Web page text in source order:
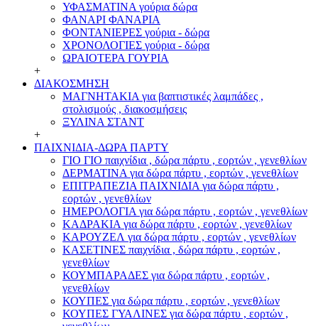
ΥΦΑΣΜΑΤΙΝΑ γούρια δώρα
ΦΑΝΑΡΙ ΦΑΝΑΡΙΑ
ΦΟΝΤΑΝΙΕΡΕΣ γούρια - δώρα
ΧΡΟΝΟΛΟΓΙΕΣ γούρια - δώρα
ΩΡΑΙΟΤΕΡΑ ΓΟΥΡΙΑ
+
ΔΙΑΚΟΣΜΗΣΗ
ΜΑΓΝΗΤΑΚΙΑ για βαπτιστικές λαμπάδες ,
στολισμούς , διακοσμήσεις
ΞΥΛΙΝΑ ΣΤΑΝΤ
+
ΠΑΙΧΝΙΔΙΑ-ΔΩΡΑ ΠΑΡΤΥ
ΓΙΟ ΓΙΟ παιχνίδια , δώρα πάρτυ , εορτών , γενεθλίων
ΔΕΡΜΑΤΙΝΑ για δώρα πάρτυ , εορτών , γενεθλίων
ΕΠΙΤΡΑΠΕΖΙΑ ΠΑΙΧΝΙΔΙΑ για δώρα πάρτυ ,
εορτών , γενεθλίων
ΗΜΕΡΟΛΟΓΙΑ για δώρα πάρτυ , εορτών , γενεθλίων
ΚΑΔΡΑΚΙΑ για δώρα πάρτυ , εορτών , γενεθλίων
ΚΑΡΟΥΖΕΛ για δώρα πάρτυ , εορτών , γενεθλίων
ΚΑΣΕΤΙΝΕΣ παιχνίδια , δώρα πάρτυ , εορτών ,
γενεθλίων
ΚΟΥΜΠΑΡΑΔΕΣ για δώρα πάρτυ , εορτών ,
γενεθλίων
ΚΟΥΠΕΣ για δώρα πάρτυ , εορτών , γενεθλίων
ΚΟΥΠΕΣ ΓΥΑΛΙΝΕΣ για δώρα πάρτυ , εορτών ,